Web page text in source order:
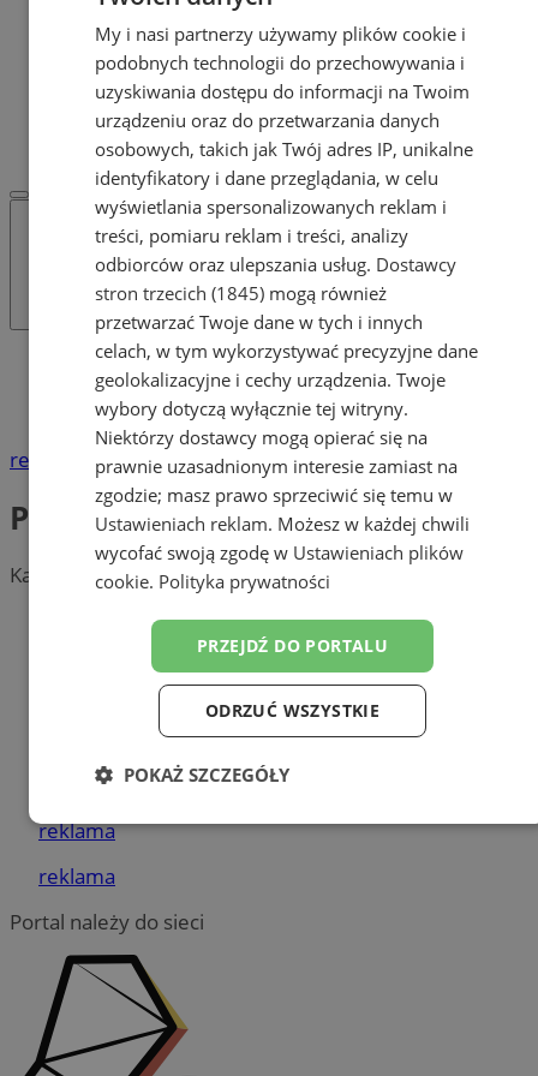
Dodaj ogłoszenie
POLECAMY
Protocol IT
Pracuj.pl - praca w Żorach
REKLAMA
WSPÓŁPRACA
Katalog firm
Zdrowie
Punkty wymazowe (COVID)
reklama
Punkty wymazowe (COVID)
Kategoria nie zawiera żadnych prezentacji firm.
Pozostałe firmy w kategorii
Tworzenie stron www - Żory
reklama
reklama
Portal należy do sieci
My i nasi partnerzy używamy plików cookie i
podobnych technologii do przechowywania i
uzyskiwania dostępu do informacji na Twoim
urządzeniu oraz do przetwarzania danych
osobowych, takich jak Twój adres IP, unikalne
identyfikatory i dane przeglądania, w celu
wyświetlania spersonalizowanych reklam i
treści, pomiaru reklam i treści, analizy
odbiorców oraz ulepszania usług. Dostawcy
stron trzecich (1845) mogą również
przetwarzać Twoje dane w tych i innych
celach, w tym wykorzystywać precyzyjne dane
geolokalizacyjne i cechy urządzenia. Twoje
wybory dotyczą wyłącznie tej witryny.
Niektórzy dostawcy mogą opierać się na
prawnie uzasadnionym interesie zamiast na
zgodzie; masz prawo sprzeciwić się temu w
Ustawieniach reklam. Możesz w każdej chwili
wycofać swoją zgodę w Ustawieniach plików
cookie. Polityka prywatności
PRZEJDŹ DO PORTALU
ODRZUĆ WSZYSTKIE
POKAŻ SZCZEGÓŁY
Niezbędne Wydajność Targetowanie
Funkcjonalność